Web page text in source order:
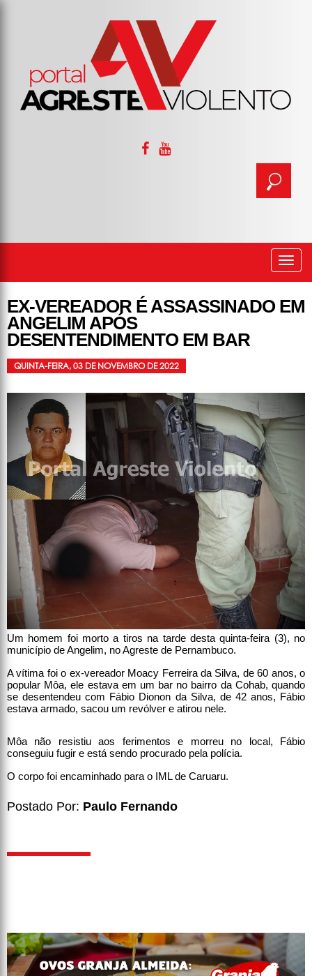
EX-VEREADOR É ASSASSINADO EM
ANGELIM APÓS
DESENTENDIMENTO EM BAR
QUINTA-FEIRA, 03 DE NOVEMBRO DE 2022
Um homem foi morto a tiros na tarde desta quinta-feira (3), no
município de Angelim, no Agreste de Pernambuco.
A vítima foi o ex-vereador Moacy Ferreira da Silva, de 60 anos, o
popular Môa, ele estava em um bar no bairro da Cohab, quando
se desentendeu com Fábio Dionon da Silva, de 42 anos, Fábio
estava armado, sacou um revólver e atirou nele.
Môa não resistiu aos ferimentos e morreu no local, Fábio
conseguiu fugir e está sendo procurado pela polícia.
O corpo foi encaminhado para o IML de Caruaru.
Postado Por: Paulo Fernando